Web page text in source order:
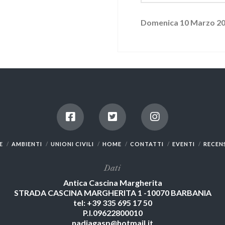
Domenica 10 Marzo
AMBIENTI UNIONI CIVILI HOME CONTATTI EVENTI
Dati
Antica Cascina Margherita
STRADA CASCINA MARGHERITA 1 -10070 BARBANIA
tel: +39 335 695 17 50
P.I.09622800010
nadiagasp@hotmail.it